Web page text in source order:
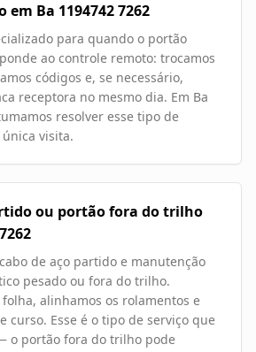
Ba 1194742 7262
para quando o portão
ao controle remoto: trocamos
códigos e, se necessário,
receptora no mesmo dia. Em Ba
resolver esse tipo de
visita.
ou portão fora do trilho
de aço partido e manutenção
pesado ou fora do trilho.
folha, alinhamos os rolamentos e
curso. Esse é o tipo de serviço que
o portão fora do trilho pode